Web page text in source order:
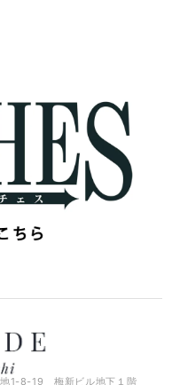
1-8-19 梅新ビル地下１階